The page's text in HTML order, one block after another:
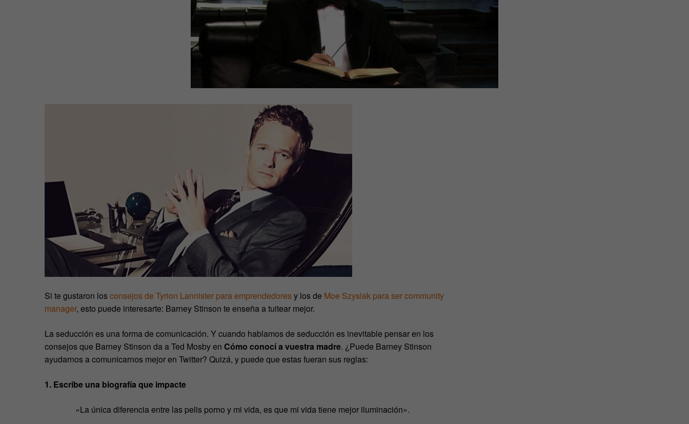
Si te gustaron losconsejos de Tyrion Lannister para emprendedoresy los de Moe Szyslak para ser community
manager, esto puede interesarte: Barney Stinson te enseña a tuitear mejor.
La seducción es una forma de comunicación. Y cuando hablamos de seducción es inevitable pensar en los
consejos que Barney Stinson da a Ted Mosby en Cómo conocí a vuestra madre. ¿Puede Barney Stinson
ayudarnos a comunicarnos mejor en Twitter? Quizá, y puede que estas fueran sus reglas:
1. Escribe una biografía que impacte
«La única diferencia entre las pelis porno y mi vida, es que mi vida tiene mejor iluminación».